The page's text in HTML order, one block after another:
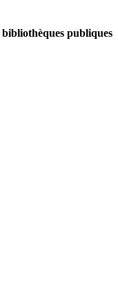
bibliothèques publiques